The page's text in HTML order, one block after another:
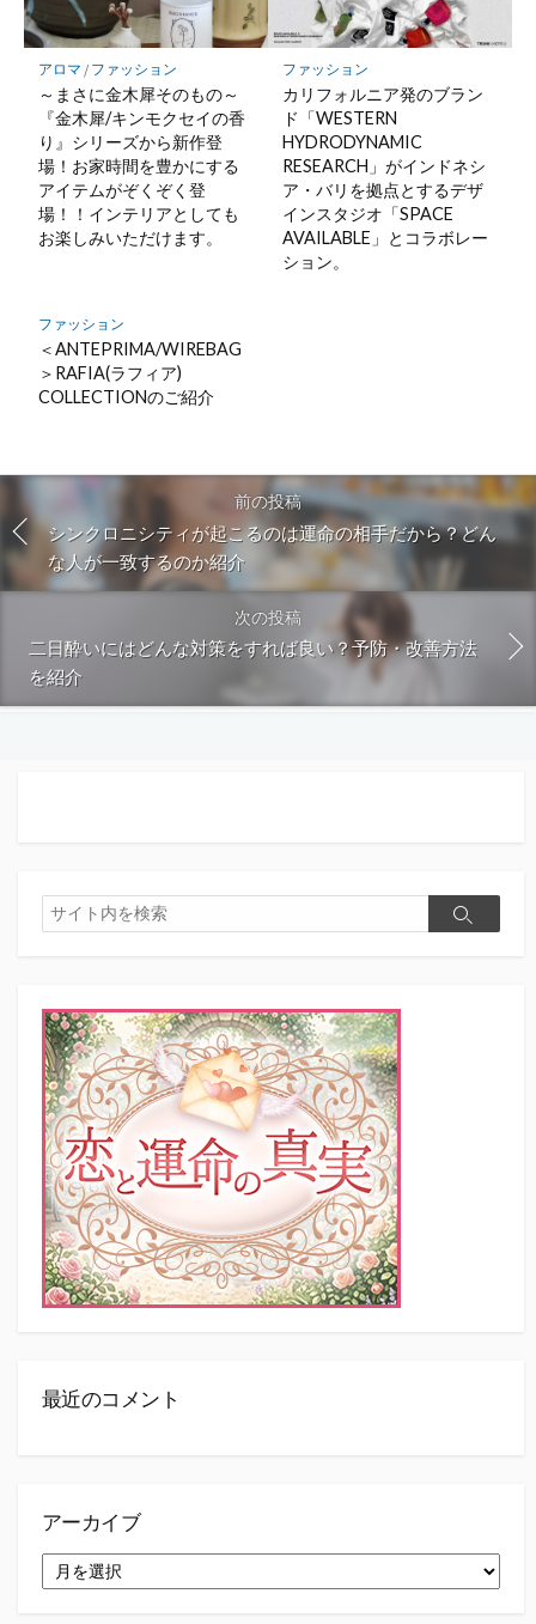
アロマ / ファッション
～まさに金木犀そのもの～
『金木犀/キンモクセイの香
り』シリーズから新作登
場！お家時間を豊かにする
アイテムがぞくぞく登
場！！インテリアとしても
お楽しみいただけます。
ファッション
カリフォルニア発のブラン
ド「WESTERN
HYDRODYNAMIC
RESEARCH」が​インドネシ
ア・バリを拠点とするデザ
インスタジオ「SPACE
AVAILABLE」とコラボレー
ション。​
ファッション
＜ANTEPRIMA/WIREBAG
＞RAFIA(ラフィア)
COLLECTIONのご紹介
前の投稿
シンクロニシティが起こるのは運命の相手だから？どん
な人が一致するのか紹介
次の投稿
二日酔いにはどんな対策をすれば良い？予防・改善方法
を紹介
検
索
検
最近のコメント
アーカイブ
ー